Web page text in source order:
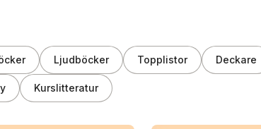
Ljudböcker Topplistor Deckare
Kurslitteratur